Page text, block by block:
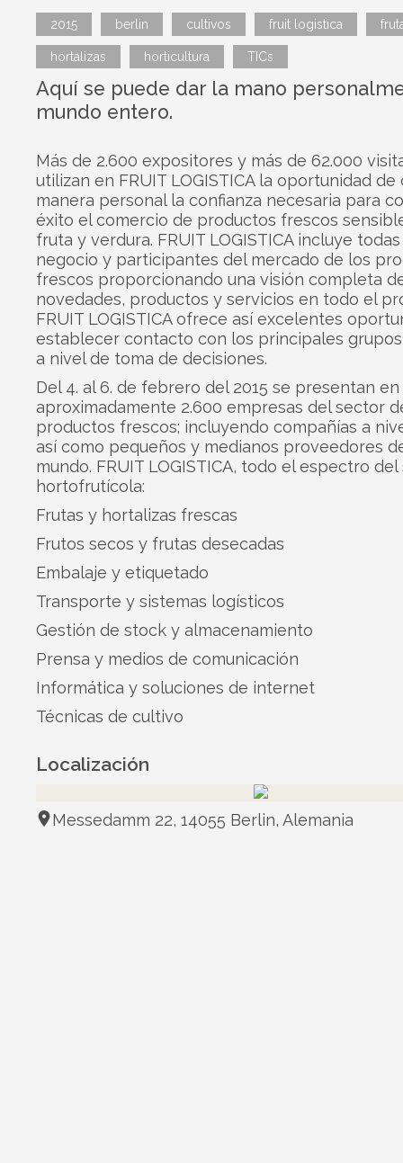
2015 berlin cultivos fruit logistica
hortalizas horticultura TICs
Aquí se puede dar la mano
mundo entero.
Más de 2.600 expositores y más de 62.000
utilizan en FRUIT LOGISTICA la oportunidad de
manera personal la confianza necesaria para
éxito el comercio de productos frescos
fruta y verdura. FRUIT LOGISTICA incluye
negocio y participantes del mercado de los
frescos proporcionando una visión completa
novedades, productos y servicios en todo el
FRUIT LOGISTICA ofrece así excelentes
establecer contacto con los principales
a nivel de toma de decisiones.
Del 4. al 6. de febrero del 2015 se presentan
aproximadamente 2.600 empresas del sector
productos frescos; incluyendo compañías a
así como pequeños y medianos proveedores
mundo. FRUIT LOGISTICA, todo el espectro
hortofrutícola:
Frutas y hortalizas frescas
Frutos secos y frutas desecadas
Embalaje y etiquetado
Transporte y sistemas logísticos
Gestión de stock y almacenamiento
Prensa y medios de comunicación
Informática y soluciones de internet
Técnicas de cultivo
Localización
Messedamm 22, 14055 Berlin, Alemania